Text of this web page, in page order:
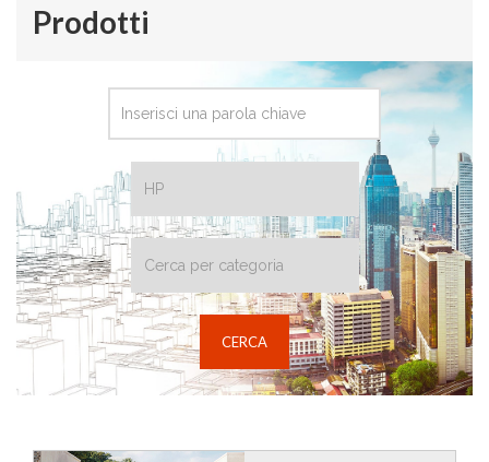
Prodotti